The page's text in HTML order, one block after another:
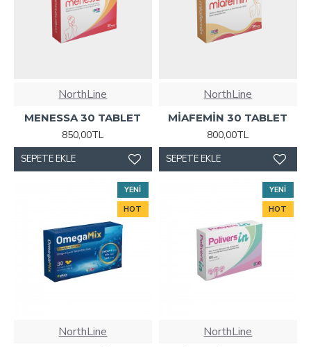
NorthLine
MENESSA 30 TABLET
850,00TL
SEPETE EKLE
NorthLine
MİAFEMİN 30 TABLET
800,00TL
SEPETE EKLE
YENI
HOT
NorthLine
YENI
HOT
NorthLine